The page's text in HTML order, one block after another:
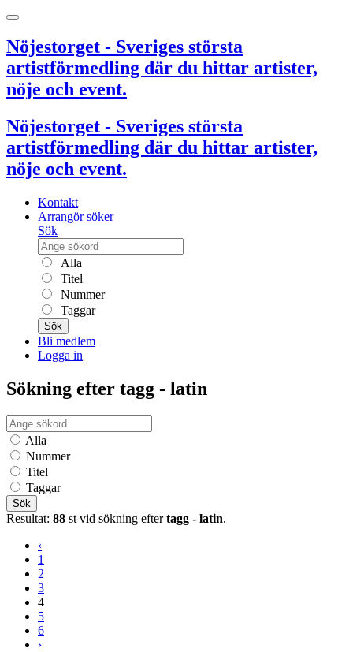
Nöjestorget - Sveriges största
artistförmedling där du hittar artister,
nöje och event.
Nöjestorget - Sveriges största
artistförmedling där du hittar artister,
nöje och event.
Kontakt
Arrangör söker
Sök
Alla
Titel
Nummer
Taggar
Sök
Bli medlem
Logga in
Sökning efter tagg - latin
Alla
Nummer
Titel
Taggar
Sök
Resultat: 88 st vid sökning eftertagg - latin.
‹
1
2
3
4
5
6
›